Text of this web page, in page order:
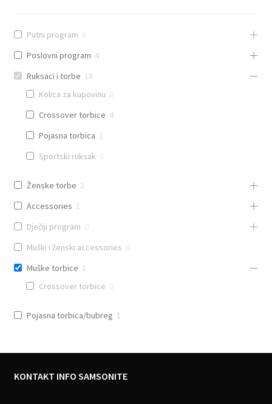
Putni program 0
Poslovni program 4
Ruksaci i torbe 18
Kolica za kupovinu 0
Crossover torbice 4
Pojasna torbica 1
Sportski ruksak 0
Ženske torbe 2
Accessories 1
Dječiji program 0
Muški i ženski accessories 0
Muške torbice 1
Crossover torbice 0
Pojasna torbica/bubreg 1
KONTAKT INFO SAMSONITE